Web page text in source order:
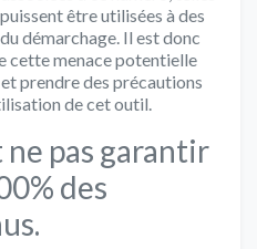
être utilisées à des
démarchage. Il est donc
cette menace potentielle
prendre des précautions
de cet outil.
ne pas garantir
des